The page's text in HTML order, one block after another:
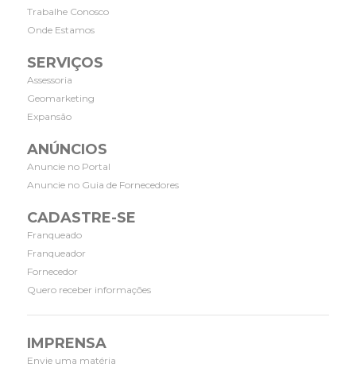
Trabalhe Conosco
Onde Estamos
SERVIÇOS
Assessoria
Geomarketing
Expansão
ANÚNCIOS
Anuncie no Portal
Anuncie no Guia de Fornecedores
CADASTRE-SE
Franqueado
Franqueador
Fornecedor
Quero receber informações
IMPRENSA
Envie uma matéria